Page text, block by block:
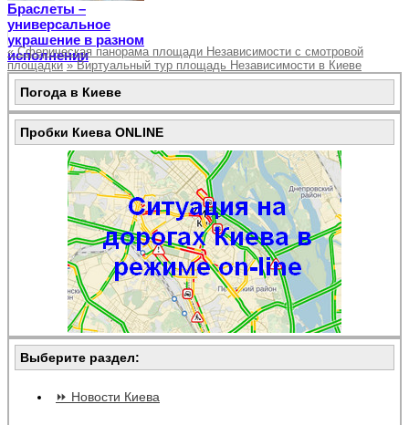
Браслеты –
универсальное
украшение в разном
исполнении
«Сферическая панорама площади Независимости с смотровой
площадки »Виртуальный тур площадь Независимости в Киеве
Погода в Киеве
Пробки Киева ONLINE
Выберите раздел:
⏩ Новости Киева